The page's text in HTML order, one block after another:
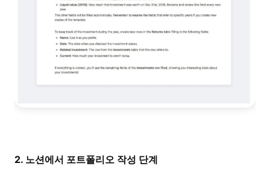
2. 노션에서 포트폴리오 작성 단계